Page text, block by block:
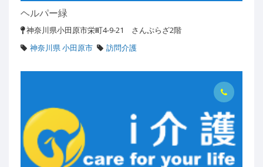
ヘルパー緑
神奈川県小田原市栄町4-9-21 さんぷらざ2階
神奈川県 小田原市
訪問介護